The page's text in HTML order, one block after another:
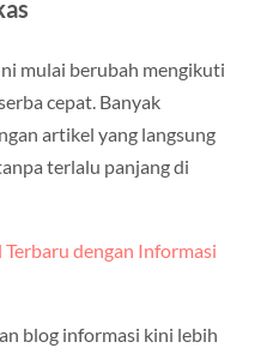
mulai berubah mengikuti
cepat. Banyak
artikel yang langsung
terlalu panjang di
dengan Informasi
blog informasi kini lebih